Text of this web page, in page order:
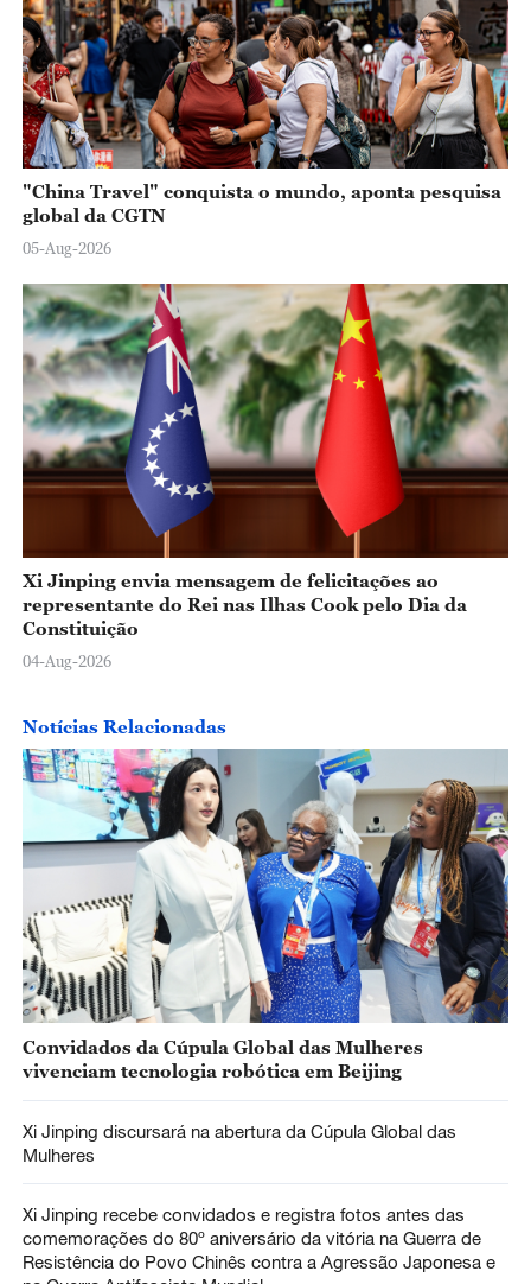
"China Travel" conquista o mundo, aponta pesquisa
global da CGTN
05-Aug-2026
Xi Jinping envia mensagem de felicitações ao
representante do Rei nas Ilhas Cook pelo Dia da
Constituição
04-Aug-2026
Notícias Relacionadas
Convidados da Cúpula Global das Mulheres
vivenciam tecnologia robótica em Beijing
Xi Jinping discursará na abertura da Cúpula Global das
Mulheres
Xi Jinping recebe convidados e registra fotos antes das
comemorações do 80º aniversário da vitória na Guerra de
Resistência do Povo Chinês contra a Agressão Japonesa e